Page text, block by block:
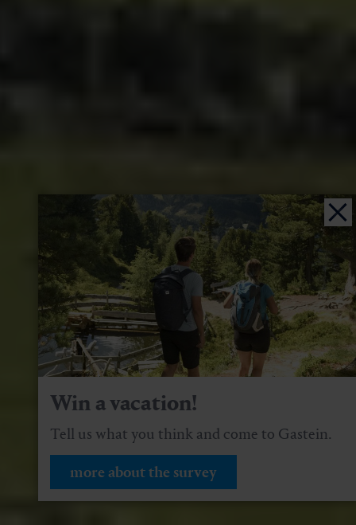
Win a vacation!
Tell us what you think and come to Gastein.
more about the survey